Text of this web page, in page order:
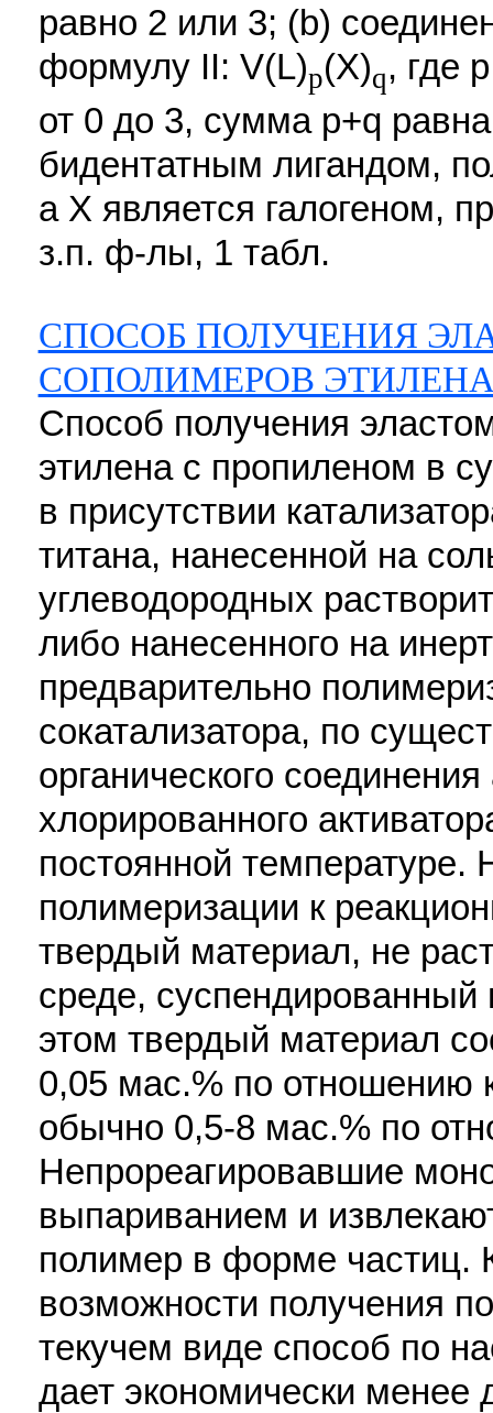
равно 2 или 3; (b)
формулу II: V(L)p(X)q, где
от 0 до 3, сумма р+q
бидентатным лигандом,
а Х является галогеном,
з.п. ф-лы, 1 табл.
СПОСОБ ПОЛУЧЕНИЯ
СОПОЛИМЕРОВ
Способ получения
этилена с пропиленом в
в присутствии
титана, нанесенной на
углеводородных
либо нанесенного на
предварительно
сокатализатора, по
органического
хлорированного
постоянной температуре.
полимеризации к
твердый материал, не
среде,
этом твердый материал
0,05 мас.% по отношению
обычно 0,5-8 мас.% по
Непрореагировавшие
выпариванием и
полимер в форме частиц.
возможности получения
текучем виде способ по
дает экономически менее